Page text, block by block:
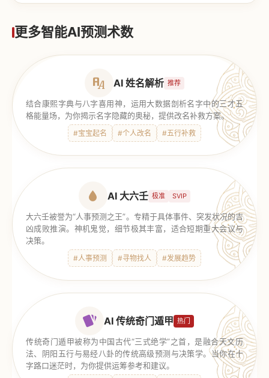
更多智能AI预测术数
AI 姓名解析 推荐
结合康熙字典与八字喜用神，运用大数据剖析名字中的三才五
格能量场，为你揭示名字隐藏的奥秘，提供改名补救方案。
#宝宝起名 #个人改名 #五行补救
AI 大六壬 极准 SVIP
大六壬被誉为“人事预测之王”。专精于具体事件、突发状况的吉
凶成败推演。神机鬼觉，细节极其丰富，适合短期重大会议与
决策。
#人事预测 #寻物找人 #发展趋势
AI 传统奇门遁甲 热门
传统奇门遁甲被称为中国古代“三式绝学”之首，是融合天文历
法、阴阳五行与易经八卦的传统高级预测与决策学。当你在十
字路口迷茫时，为你提供运筹参考和建议。